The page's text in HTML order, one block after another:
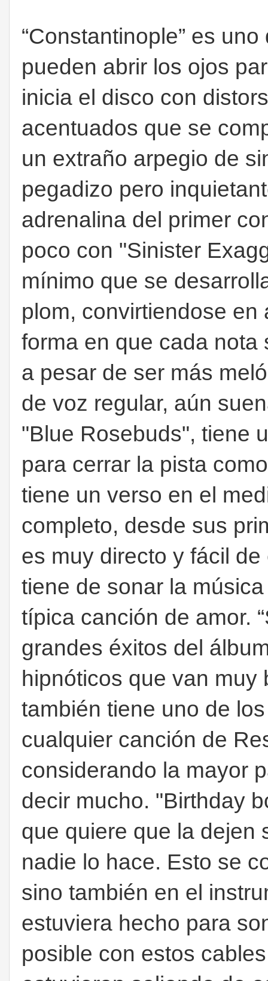
“Constantinople” es
pueden abrir los ojos
inicia el disco con
acentuados que se
un extraño arpegio de
pegadizo pero
adrenalina del primer
poco con "Sinister
mínimo que se
plom, convirtiendose
forma en que cada
a pesar de ser más
de voz regular, aún
"Blue Rosebuds", tiene
para cerrar la pista
tiene un verso en el
completo, desde sus
es muy directo y fácil
tiene de sonar la
típica canción de amor.
grandes éxitos del
hipnóticos que van
también tiene uno de
cualquier canción de
considerando la mayor
decir mucho. "Birthday
que quiere que la dejen
nadie lo hace. Esto se
sino también en el
estuviera hecho para
posible con estos